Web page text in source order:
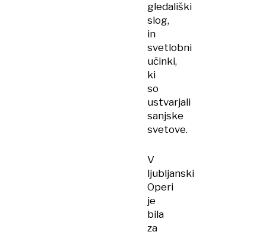
gledališki
slog,
in
svetlobni
učinki,
ki
so
ustvarjali
sanjske
svetove.
V
ljubljanski
Operi
je
bila
za